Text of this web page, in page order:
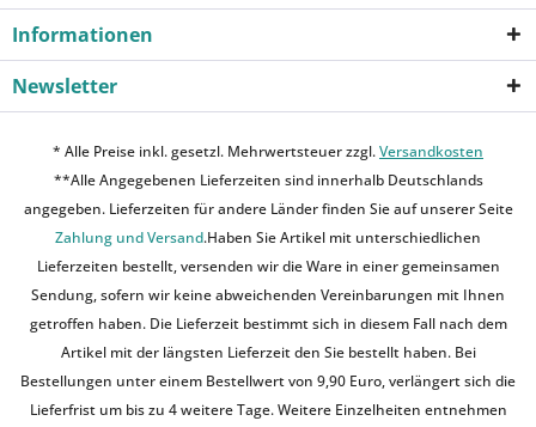
Informationen
Newsletter
* Alle Preise inkl. gesetzl. Mehrwertsteuer zzgl.Versandkosten
**Alle Angegebenen Lieferzeiten sind innerhalb Deutschlands
angegeben. Lieferzeiten für andere Länder finden Sie auf unserer Seite
Zahlung und Versand.Haben Sie Artikel mit unterschiedlichen
Lieferzeiten bestellt, versenden wir die Ware in einer gemeinsamen
Sendung, sofern wir keine abweichenden Vereinbarungen mit Ihnen
getroffen haben. Die Lieferzeit bestimmt sich in diesem Fall nach dem
Artikel mit der längsten Lieferzeit den Sie bestellt haben. Bei
Bestellungen unter einem Bestellwert von 9,90 Euro, verlängert sich die
Lieferfrist um bis zu 4 weitere Tage. Weitere Einzelheiten entnehmen